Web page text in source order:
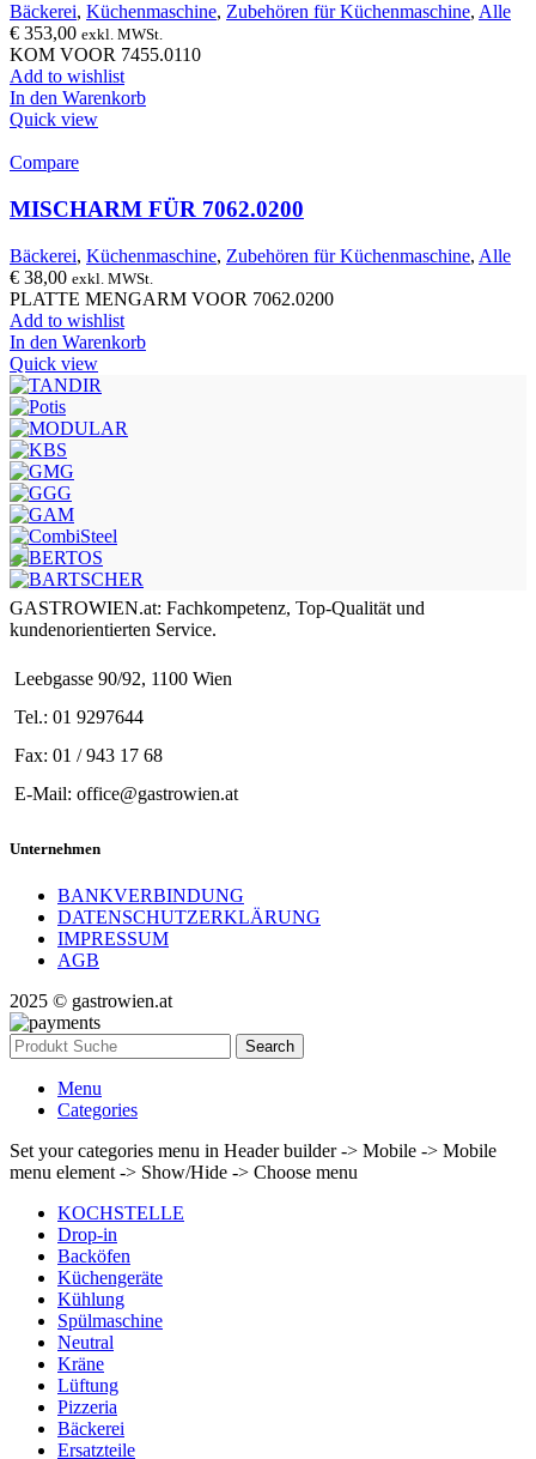
Bäckerei, Küchenmaschine, Zubehören für Küchenmaschine, Alle
€ 353,00 exkl. MWSt.
KOM VOOR 7455.0110
Add to wishlist
In den Warenkorb
Quick view
Compare
MISCHARM FÜR 7062.0200
Bäckerei, Küchenmaschine, Zubehören für Küchenmaschine, Alle
€ 38,00 exkl. MWSt.
PLATTE MENGARM VOOR 7062.0200
Add to wishlist
In den Warenkorb
Quick view
GASTROWIEN.at: Fachkompetenz, Top-Qualität und
kundenorientierten Service.
Leebgasse 90/92, 1100 Wien
Tel.: 01 9297644
Fax: 01 / 943 17 68
E-Mail: office@gastrowien.at
Unternehmen
BANKVERBINDUNG
DATENSCHUTZERKLÄRUNG
IMPRESSUM
AGB
2025 © gastrowien.at
Search
Menu
Categories
Set your categories menu in Header builder -> Mobile -> Mobile
menu element -> Show/Hide -> Choose menu
KOCHSTELLE
Drop-in
Backöfen
Küchengeräte
Kühlung
Spülmaschine
Neutral
Kräne
Lüftung
Pizzeria
Bäckerei
Ersatzteile